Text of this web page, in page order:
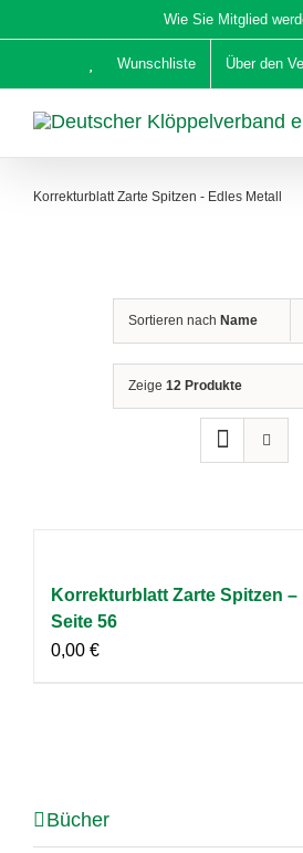
Inhalt
Wie Sie Mitglied
Wunschliste Über den
Korrekturblatt Zarte Spitzen - Edles Metall
Sortieren nach Name
Zeige 12 Produkte
Korrekturblatt Zarte Spitzen –
Seite 56
0,00 €
Bücher